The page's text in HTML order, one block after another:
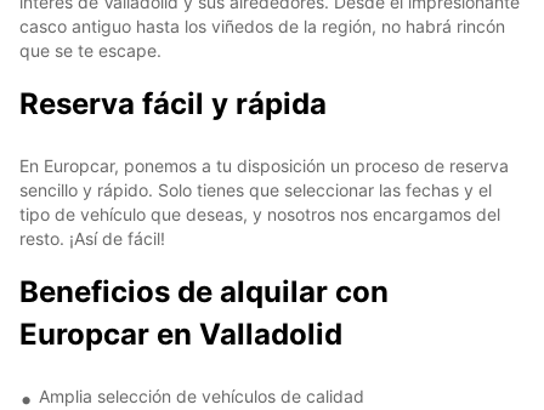
casco antiguo hasta los viñedos de la región, no habrá rincón
que se te escape.
Reserva fácil y rápida
En Europcar, ponemos a tu disposición un proceso de reserva
sencillo y rápido. Solo tienes que seleccionar las fechas y el
tipo de vehículo que deseas, y nosotros nos encargamos del
resto. ¡Así de fácil!
Beneficios de alquilar con
Europcar en Valladolid
Amplia selección de vehículos de calidad